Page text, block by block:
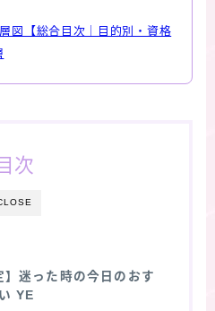
図【総合目次｜目的別・資格
目次
】迷った時の今日のおす
YE